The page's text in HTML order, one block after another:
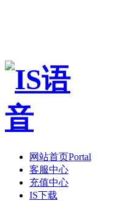
网站首页Portal
客服中心
充值中心
IS下载